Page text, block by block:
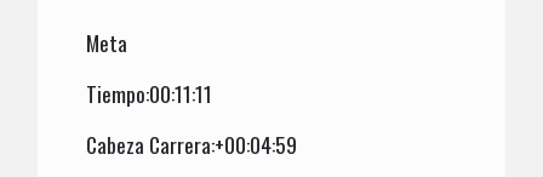
Meta
Tiempo:00:11:11
Cabeza Carrera:+00:04:59